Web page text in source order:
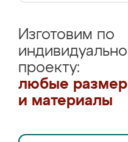
Изготовим по
проекту:
любые
и материалы